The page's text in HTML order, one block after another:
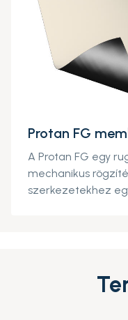
Protan FG
A Protan FG egy
mechanikus
szerkezetekhez